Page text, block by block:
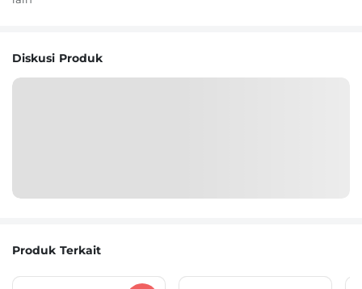
Diskusi Produk
Produk Terkait